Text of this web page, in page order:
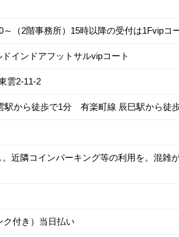
～（2階事務所）15時以降の受付は1Fvipコ
インドアフットサルvipコート
雲2-11-2
駅から徒歩で1分 有楽町線 辰巳駅から徒
近隣コインパーキング等の利用を。混雑
ク付き）当日払い